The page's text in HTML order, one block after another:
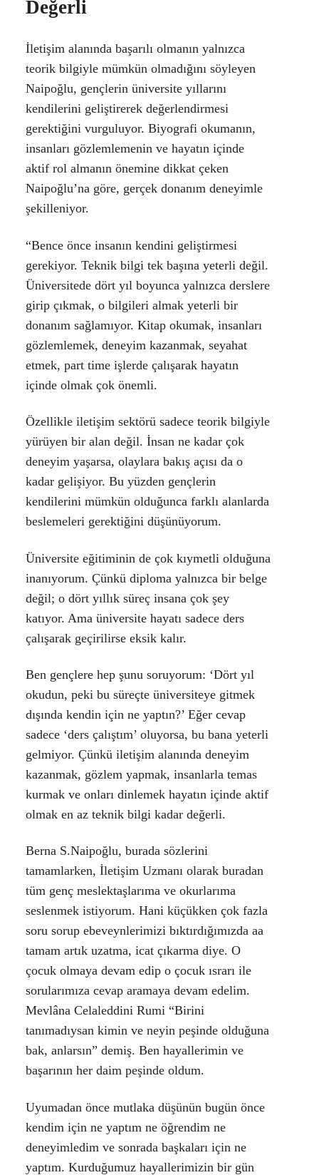
Değerli
İletişim alanında başarılı olmanın yalnızca
teorik bilgiyle mümkün olmadığını söyleyen
Naipoğlu, gençlerin üniversite yıllarını
kendilerini geliştirerek değerlendirmesi
gerektiğini vurguluyor. Biyografi okumanın,
insanları gözlemlemenin ve hayatın içinde
aktif rol almanın önemine dikkat çeken
Naipoğlu’na göre, gerçek donanım deneyimle
şekilleniyor.
“Bence önce insanın kendini geliştirmesi
gerekiyor. Teknik bilgi tek başına yeterli değil.
Üniversitede dört yıl boyunca yalnızca derslere
girip çıkmak, o bilgileri almak yeterli bir
donanım sağlamıyor. Kitap okumak, insanları
gözlemlemek, deneyim kazanmak, seyahat
etmek, part time işlerde çalışarak hayatın
içinde olmak çok önemli.
Özellikle iletişim sektörü sadece teorik bilgiyle
yürüyen bir alan değil. İnsan ne kadar çok
deneyim yaşarsa, olaylara bakış açısı da o
kadar gelişiyor. Bu yüzden gençlerin
kendilerini mümkün olduğunca farklı alanlarda
beslemeleri gerektiğini düşünüyorum.
Üniversite eğitiminin de çok kıymetli olduğuna
inanıyorum. Çünkü diploma yalnızca bir belge
değil; o dört yıllık süreç insana çok şey
katıyor. Ama üniversite hayatı sadece ders
çalışarak geçirilirse eksik kalır.
Ben gençlere hep şunu soruyorum: ‘Dört yıl
okudun, peki bu süreçte üniversiteye gitmek
dışında kendin için ne yaptın?’ Eğer cevap
sadece ‘ders çalıştım’ oluyorsa, bu bana yeterli
gelmiyor. Çünkü iletişim alanında deneyim
kazanmak, gözlem yapmak, insanlarla temas
kurmak ve onları dinlemek hayatın içinde aktif
olmak en az teknik bilgi kadar değerli.
Berna S.Naipoğlu, burada sözlerini
tamamlarken, İletişim Uzmanı olarak buradan
tüm genç meslektaşlarıma ve okurlarıma
seslenmek istiyorum. Hani küçükken çok fazla
soru sorup ebeveynlerimizi bıktırdığımızda aa
tamam artık uzatma, icat çıkarma diye. O
çocuk olmaya devam edip o çocuk ısrarı ile
sorularımıza cevap aramaya devam edelim.
Mevlâna Celaleddini Rumi “Birini
tanımadıysan kimin ve neyin peşinde olduğuna
bak, anlarsın” demiş. Ben hayallerimin ve
başarının her daim peşinde oldum.
Uyumadan önce mutlaka düşünün bugün önce
kendim için ne yaptım ne öğrendim ne
deneyimledim ve sonrada başkaları için ne
yaptım. Kurduğumuz hayallerimizin bir gün